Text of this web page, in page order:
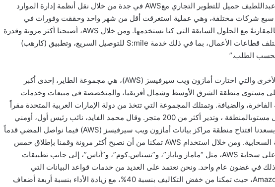
آمنة. لقد بدأت رحلة شركة عبداللطيف جميل للتطوير التجاري معAWS في جدة من خلال نقل أنظمة إدارة الموارد
سبع شركات مختلفة، وهي عملية استغرقت أقل من شهر واحد وحققت وفورات في
التكاليف وصلت إلى 60% بالمقارنةً مع الحلول السابقة التي كنا نستخدمها. ومن خلال AWS، أصبحنا أكثر مرونة وقدرة
على الابتكار بسرعة عبر مختلف قطاعات الأعمال، بما في ذلك خدمة S:mile للتوصيل السريع، وتطبيق (كارهب)
بحسب الطلب.”
ومن بين الشركات الكبرى الأخرى والتي اختارت أمازون ويب سيرفيسز (AWS)، هي مجموعة الطاير، إحدى أكبر
على مستوى منطقة الشرق الأوسط وشمال أفريقيا، والمتخصصة في مبيعات وخدمات
والضيافة. وتمتلك المجموعة التي تتخذ من دولة الإمارات العربية المتحدة مقراً
لها، حضوراً في 12 دولة على مستوىالمنطقة ، وتدير أكثر من 200 متجر. وقال محمد الفايد، نائب رئيس أول، أومني
تشانيل – مجموعة الطاير: “يسعدنا افتتاح منطقة مراكز بيانات أمازون ويب سيرفيسز (AWS) فيما نواصل المضي قدماً
في تبني تكنولوجيا الحوسبة السحابية. ومن خلال استخدام AWS تمكنا من أن نصبح أكثر مرونة وقمنا بإطلاق خمس
منصات للتجارة الإلكترونية على سحابة AWS، مثل “ماماز وباباز”، و”نسناس.كوم”، و”أناس”، إلى جانب تطبيقات
ذلك في غضون عام واحد. ونحن نعتمد على العديد من خدمات قواعد البيانات التي
تديرها AWS مثلAmazon Aurora، حيث تمكنا من خفض التكاليف بنسبة 40%، مع زيادة الأداء بنسبة أربعة أضعاف